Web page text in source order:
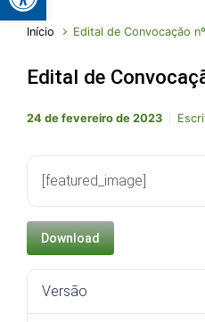
Início Edital de Convocação
Edital de
24 de fevereiro de 2023
[featured_image]
Download
Versão